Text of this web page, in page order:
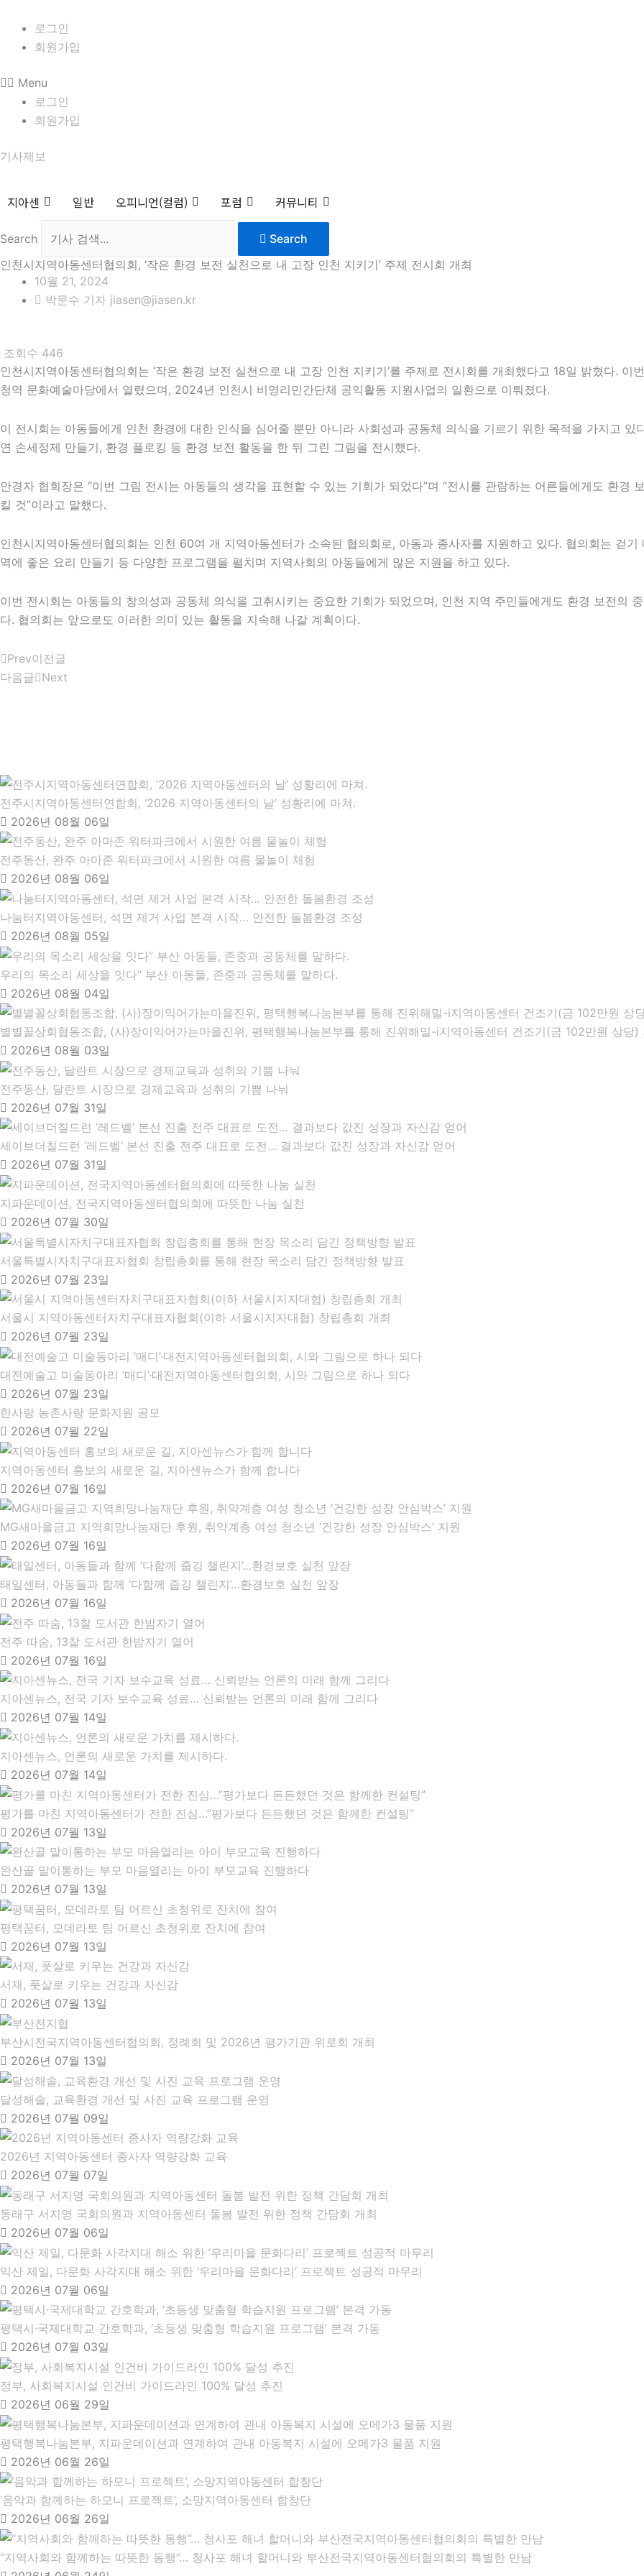
건
로그인
회원가입
Menu
로그인
회원가입
기사제보
지아센 일반 오피니언(컬럼) 포럼 커뮤니티
Search
Search
인천시지역아동센터협의회, ‘작은 환경 보전 실천으로 내 고장 인천 지키기’ 주제 전시회 개최
10월 21, 2024
박문수 기자 jiasen@jiasen.kr
조회수 446
인천시지역아동센터협의회는 ‘작은 환경 보전 실천으로 내 고장 인천 지키기’를 주제로 전시회를 개최했다고 18일 밝혔다. 이
청역 문화예술마당에서 열렸으며, 2024년 인천시 비영리민간단체 공익활동 지원사업의 일환으로 이뤄졌다.
이 전시회는 아동들에게 인천 환경에 대한 인식을 심어줄 뿐만 아니라 사회성과 공동체 의식을 기르기 위한 목적을 가지고 있
연 손세정제 만들기, 환경 플로킹 등 환경 보전 활동을 한 뒤 그린 그림을 전시했다.
안경자 협회장은 “이번 그림 전시는 아동들의 생각을 표현할 수 있는 기회가 되었다”며 “전시를 관람하는 어른들에게도 환경
킬 것”이라고 말했다.
인천시지역아동센터협의회는 인천 60여 개 지역아동센터가 소속된 협의회로, 아동과 종사자를 지원하고 있다. 협의회는 걷
역에 좋은 요리 만들기 등 다양한 프로그램을 펼치며 지역사회의 아동들에게 많은 지원을 하고 있다.
이번 전시회는 아동들의 창의성과 공동체 의식을 고취시키는 중요한 기회가 되었으며, 인천 지역 주민들에게도 환경 보전의
다. 협의회는 앞으로도 이러한 의미 있는 활동을 지속해 나갈 계획이다.
Prev이전글
다음글 Next
전주시지역아동센터연합회, ‘2026 지역아동센터의 날’ 성황리에 마쳐.
2026년 08월 06일
전주동산, 완주 아마존 워터파크에서 시원한 여름 물놀이 체험
2026년 08월 06일
나눔터지역아동센터, 석면 제거 사업 본격 시작… 안전한 돌봄환경 조성
2026년 08월 05일
우리의 목소리 세상을 잇다” 부산 아동들, 존중과 공동체를 말하다.
2026년 08월 04일
별별꼴상회협동조합, (사)장이익어가는마을진위, 평택행복나눔본부를 통해 진위해밀-i지역아동센터 건조기(금 102만원 상당)
2026년 08월 03일
전주동산, 달란트 시장으로 경제교육과 성취의 기쁨 나눠
2026년 07월 31일
세이브더칠드런 ‘레드벨’ 본선 진출 전주 대표로 도전… 결과보다 값진 성장과 자신감 얻어
2026년 07월 31일
지파운데이션, 전국지역아동센터협의회에 따뜻한 나눔 실천
2026년 07월 30일
서울특별시자치구대표자협회 창립총회를 통해 현장 목소리 담긴 정책방향 발표
2026년 07월 23일
서울시 지역아동센터자치구대표자협회(이하 서울시지자대협)​ 창립총회 개최
2026년 07월 23일
대전예술고 미술동아리 ‘매디’·대전지역아동센터협의회, 시와 그림으로 하나 되다
2026년 07월 23일
한사랑 농촌사랑 문화지원 공모
2026년 07월 22일
지역아동센터 홍보의 새로운 길, 지아센뉴스가 함께 합니다
2026년 07월 16일
MG새마을금고 지역희망나눔재단 후원, 취약계층 여성 청소년 ‘건강한 성장 안심박스’ 지원
2026년 07월 16일
태일센터, 아동들과 함께 ‘다함께 줍깅 챌린지’…환경보호 실천 앞장
2026년 07월 16일
전주 따숨, 13찰 도서관 한밤자기 열어
2026년 07월 16일
지아센뉴스, 전국 기자 보수교육 성료… 신뢰받는 언론의 미래 함께 그리다
2026년 07월 14일
지아센뉴스, 언론의 새로운 가치를 제시하다.
2026년 07월 14일
평가를 마친 지역아동센터가 전한 진심…”평가보다 든든했던 것은 함께한 컨설팅”
2026년 07월 13일
완산골 말이통하는 부모 마음열리는 아이 부모교육 진행하다
2026년 07월 13일
평택꿈터, 모데라토 팀 어르신 초청위로 잔치에 참여
2026년 07월 13일
서재, 풋살로 키우는 건강과 자신감
2026년 07월 13일
부산시전국지역아동센터협의회, 정례회 및 2026년 평가기관 위로회 개최
2026년 07월 13일
달성해솔, 교육환경 개선 및 사진 교육 프로그램 운영
2026년 07월 09일
2026년 지역아동센터 종사자 역량강화 교육
2026년 07월 07일
동래구 서지영 국회의원과 지역아동센터 돌봄 발전 위한 정책 간담회 개최
2026년 07월 06일
익산 제일, 다문화 사각지대 해소 위한 ‘우리마을 문화다리’ 프로젝트 성공적 마무리
2026년 07월 06일
평택시·국제대학교 간호학과, ‘초등생 맞춤형 학습지원 프로그램’ 본격 가동
2026년 07월 03일
정부, 사회복지시설 인건비 가이드라인 100% 달성 추진
2026년 06월 29일
평택행복나눔본부, 지파운데이션과 연계하여 관내 아동복지 시설에 오메가3 물품 지원
2026년 06월 26일
‘음악과 함께하는 하모니 프로젝트’, 소망지역아동센터 합창단
2026년 06월 26일
“지역사회와 함께하는 따뜻한 동행”… 청사포 해녀 할머니와 부산전국지역아동센터협의회의 특별한 만남